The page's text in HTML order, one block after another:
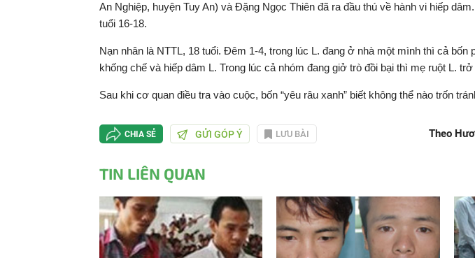
An Nghiệp, huyện Tuy An) và Đặng Ngọc Thiên đã ra đầu thú về hành vi hiếp
tuổi 16-18.
Nạn nhân là NTTL, 18 tuổi. Đêm 1-4, trong lúc L. đang ở nhà một mình thì cả bốn
khống chế và hiếp dâm L. Trong lúc cả nhóm đang giở trò đồi bại thì mẹ ruột L.
Sau khi cơ quan điều tra vào cuộc, bốn “yêu râu xanh” biết không thể nào trốn
CHIA SẺ GỬI GÓP Ý LƯU BÀI Theo
TIN LIÊN QUAN